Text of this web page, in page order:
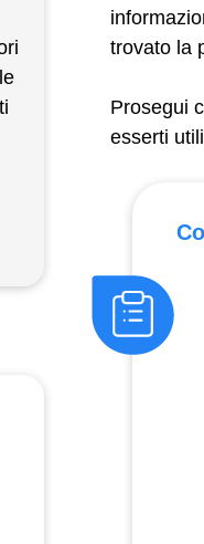
trovato la
Prosegui
esserti